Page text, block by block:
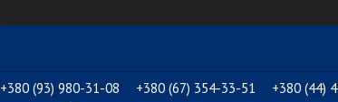
+380 (93) 980-31-08 +380 (67) 354-33-51 +380 (44)